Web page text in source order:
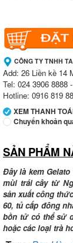
CÔNG TY TNHH
Add: 26 Liền kề 14
Tel: 024 3906 8888
Hotline: 0916 819
XEM THANH
Chuyển khoản
SẢN PHẨM
Đây là kem
mùi trái cây từ
sản xuất công
60, tủ cấp đông
bồn tử có thể sử
hoặc các loại trà